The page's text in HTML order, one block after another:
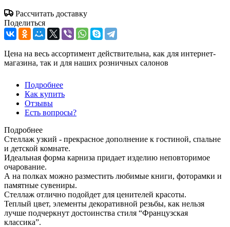
Рассчитать доставку
Поделиться
Цена на весь ассортимент действительна, как для интернет-
магазина, так и для наших розничных салонов
Подробнее
Как купить
Отзывы
Есть вопросы?
Подробнее
Стеллаж узкий - прекрасное дополнение к гостиной, спальне
и детской комнате.
Идеальная форма карниза придает изделию неповторимое
очарование.
А на полках можно разместить любимые книги, фоторамки и
памятные сувениры.
Стеллаж отлично подойдет для ценителей красоты.
Теплый цвет, элементы декоративной резьбы, как нельзя
лучше подчеркнут достоинства стиля “Французская
классика”.